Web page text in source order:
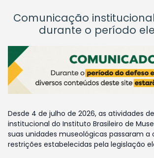
Comunicação institucional
durante o período
Desde 4 de julho de 2026, as atividades
institucional do Instituto Brasileiro de
suas unidades museológicas passaram a
restrições estabelecidas pela legislação